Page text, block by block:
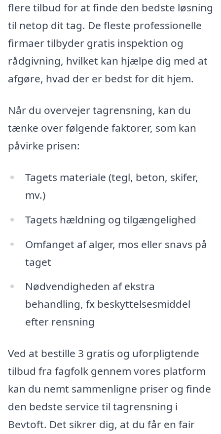
flere tilbud for at finde den bedste løsning
til netop dit tag. De fleste professionelle
firmaer tilbyder gratis inspektion og
rådgivning, hvilket kan hjælpe dig med at
afgøre, hvad der er bedst for dit hjem.
Når du overvejer tagrensning, kan du
tænke over følgende faktorer, som kan
påvirke prisen:
Tagets materiale (tegl, beton, skifer,
mv.)
Tagets hældning og tilgængelighed
Omfanget af alger, mos eller snavs på
taget
Nødvendigheden af ekstra
behandling, fx beskyttelsesmiddel
efter rensning
Ved at bestille 3 gratis og uforpligtende
tilbud fra fagfolk gennem vores platform
kan du nemt sammenligne priser og finde
den bedste service til tagrensning i
Bevtoft. Det sikrer dig, at du får en fair